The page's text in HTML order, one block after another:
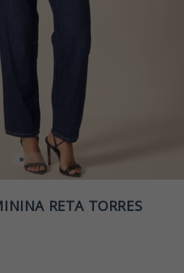
RETA TORRES